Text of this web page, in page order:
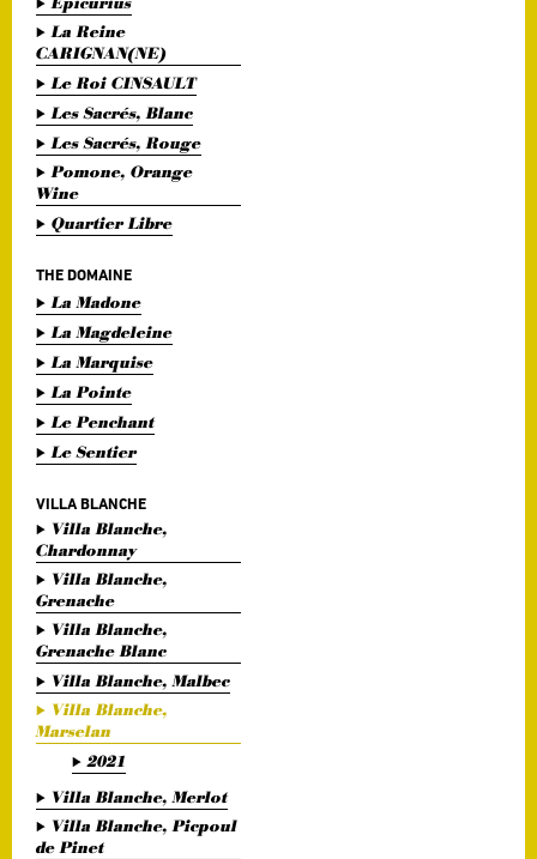
La Reine
CARIGNAN(NE)
Le Roi CINSAULT
Les Sacrés, Blanc
Les Sacrés, Rouge
Pomone, Orange
Wine
Quartier Libre
THE DOMAINE
La Madone
La Magdeleine
La Marquise
La Pointe
Le Penchant
Le Sentier
VILLA BLANCHE
Villa Blanche,
Chardonnay
Villa Blanche,
Grenache
Villa Blanche,
Grenache Blanc
Villa Blanche, Malbec
Villa Blanche,
Marselan
2021
Villa Blanche, Merlot
Villa Blanche, Picpoul
de Pinet